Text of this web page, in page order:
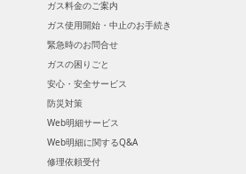
ガス料金のご案内
ガス使用開始・中止のお手続き
緊急時のお問合せ
ガスの困りごと
安心・安全サービス
防災対策
Web明細サービス
Web明細に関するQ&A
修理依頼受付